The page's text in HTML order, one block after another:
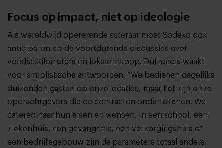
Focus op impact, niet op ideologie
Als wereldwijd opererende cateraar moet Sodexo ook
anticiperen op de voortdurende discussies over
voedselkilometers en lokale inkoop. Dufrenois waakt
voor simplistische antwoorden. “We bedienen dagelijks
duizenden gasten op onze locaties, maar het zijn onze
opdrachtgevers die de contracten ondertekenen. We
cateren naar hun eisen en wensen. In een school, een
ziekenhuis, een gevangenis, een verzorgingshuis of
een bedrijfsgebouw zijn de parameters totaal anders.